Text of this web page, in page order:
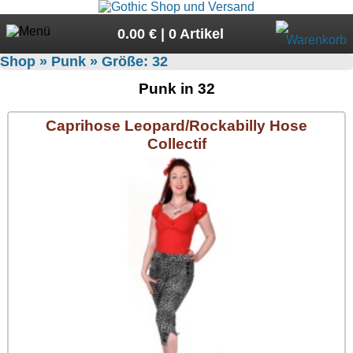
0.00 € | 0 Artikel
Angebote
Sonderangebote
Geschenketipps
Übergrößen
Gratis
News
Kleidung/Gothic
alle Artikel
Girlblusen
Girlhosen & Leggings
Girljacken
Girlmäntel
Punkrock
alle Artikel
Girlshirts
Hosen
Rock N Roll
alle Artikel
Bademoden
Army
alle Artikel
Mods
Shop » Punk » Größe: 32
Punk in 32
Caprihose Leopard/Rockabilly Hose
Collectif